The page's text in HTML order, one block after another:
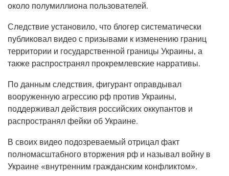
около полумиллиона пользователей.
Следствие установило, что блогер систематически
публиковал видео с призывами к изменению границ
территории и государственной границы Украины, а
также распространял прокремлевские нарративы.
По данным следствия, фигурант оправдывал
вооруженную агрессию рф против Украины,
поддерживал действия российских оккупантов и
распространял фейки об Украине.
В своих видео подозреваемый отрицал факт
полномасштабного вторжения рф и называл войну в
Украине «внутренним гражданским конфликтом».